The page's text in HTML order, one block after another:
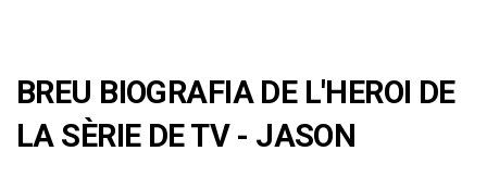
BREU BIOGRAFIA DE L'HEROI DE
LA SÈRIE DE TV - JASON